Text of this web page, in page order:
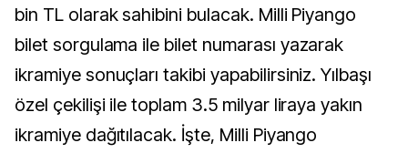
bin TL olarak sahibini bulacak. Milli Piyango
bilet sorgulama ile bilet numarası yazarak
ikramiye sonuçları takibi yapabilirsiniz. Yılbaşı
özel çekilişi ile toplam 3.5 milyar liraya yakın
ikramiye dağıtılacak. İşte, Milli Piyango